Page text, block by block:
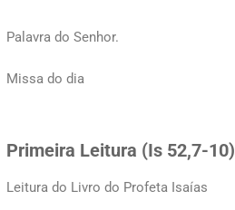
Palavra do Senhor.
Missa do dia
Primeira Leitura (Is 52,7-10)
Leitura do Livro do Profeta Isaías